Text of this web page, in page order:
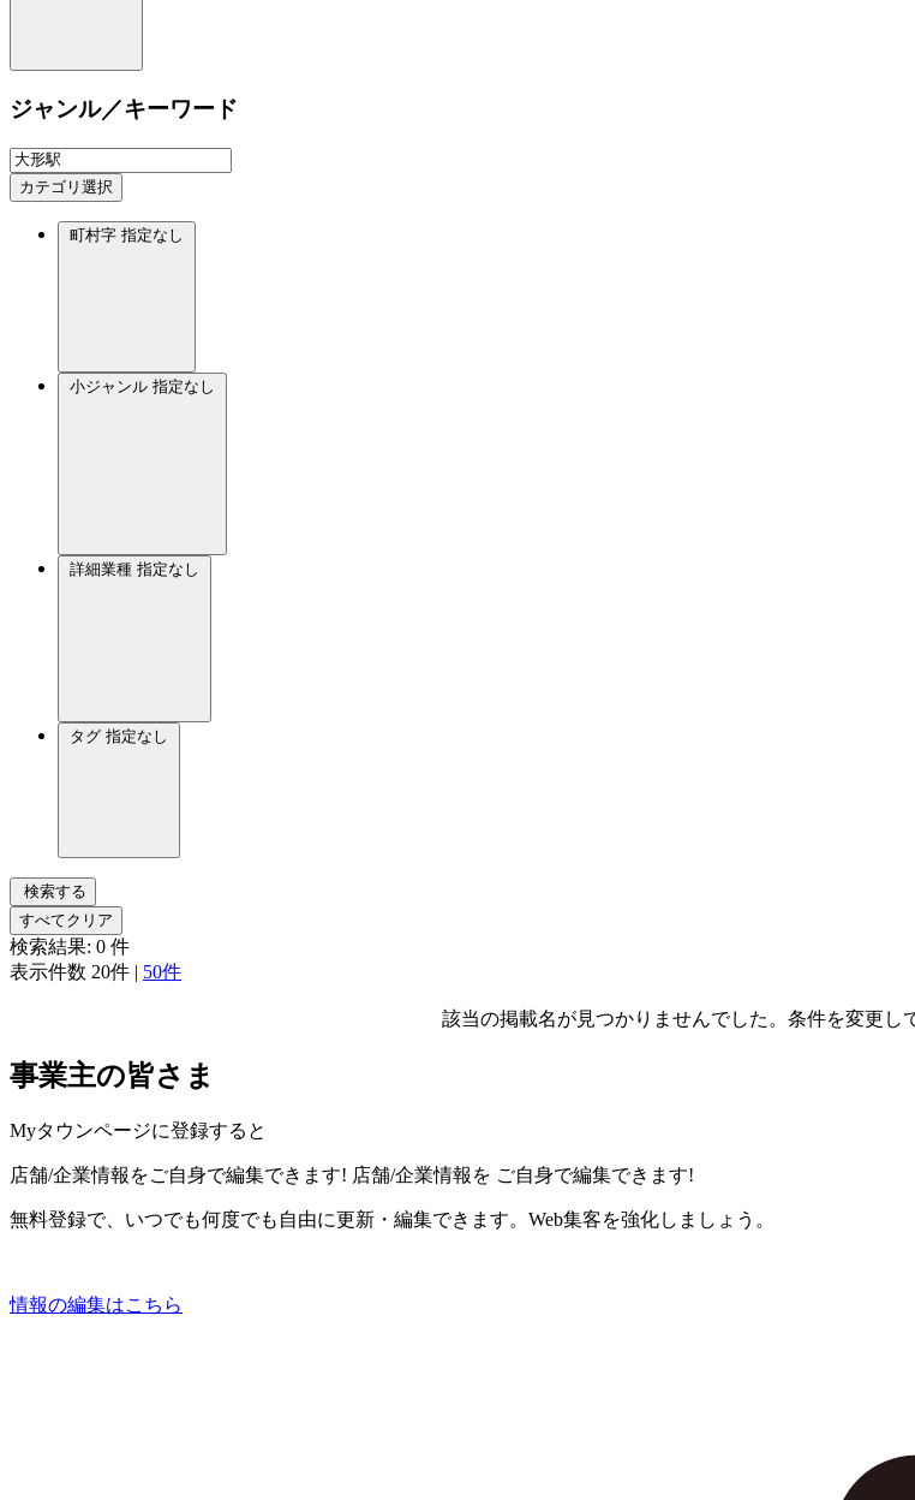
ジャンル／キーワード
カテゴリ選択
町村字 指定なし
小ジャンル 指定なし
詳細業種 指定なし
タグ 指定なし
検索する
すべてクリア
検索結果: 0 件
表示件数 20件 | 50件
該当の掲載名が見つかりませんでした。条件を変更し
事業主の皆さま
Myタウンページに登録すると
店舗/企業情報をご自身で編集できます! 店舗/企業情報を ご自身で編集できます!
無料登録で、いつでも何度でも自由に更新・編集できます。Web集客を強化しましょう。
情報の編集はこちら